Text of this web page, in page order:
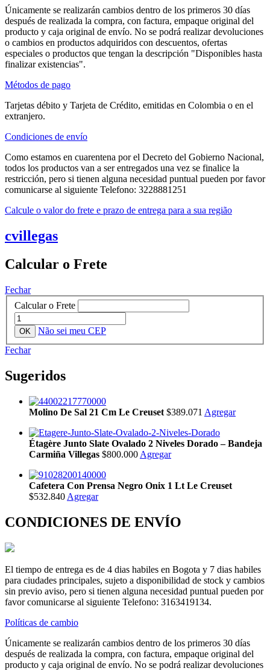
Únicamente se realizarán cambios dentro de los primeros 30 días
después de realizada la compra, con factura, empaque original del
producto y caja original de envío. No se podrá realizar devoluciones
o cambios en productos adquiridos con descuentos, ofertas
especiales o productos que tengan la descripción "Disponibles hasta
finalizar existencias".
Métodos de pago
Tarjetas débito y Tarjeta de Crédito, emitidas en Colombia o en el
extranjero.
Condiciones de envío
Como estamos en cuarentena por el Decreto del Gobierno Nacional,
todos los productos van a ser entregados una vez se finalice la
restricción, pero si tienen alguna necesidad puntual pueden por favor
comunicarse al siguiente Telefono: 3228881251
Calcule o valor do frete e prazo de entrega para a sua região
cvillegas
Calcular o Frete
Fechar
Calcular o Frete
Não sei meu CEP
Fechar
Sugeridos
Molino De Sal 21 Cm Le Creuset $389.071 Agregar
Étagère Junto Slate Ovalado 2 Niveles Dorado – Bandeja
Carmiña Villegas $800.000 Agregar
Cafetera Con Prensa Negro Onix 1 Lt Le Creuset
$532.840 Agregar
CONDICIONES DE ENVÍO
El tiempo de entrega es de 4 dias habiles en Bogota y 7 dias habiles
para ciudades principales, sujeto a disponibilidad de stock y cambios
sin previo aviso, pero si tienen alguna necesidad puntual pueden por
favor comunicarse al siguiente Telefono: 3163419134.
Políticas de cambio
Únicamente se realizarán cambios dentro de los primeros 30 días
después de realizada la compra, con factura, empaque original del
producto y caja original de envío. No se podrá realizar devoluciones